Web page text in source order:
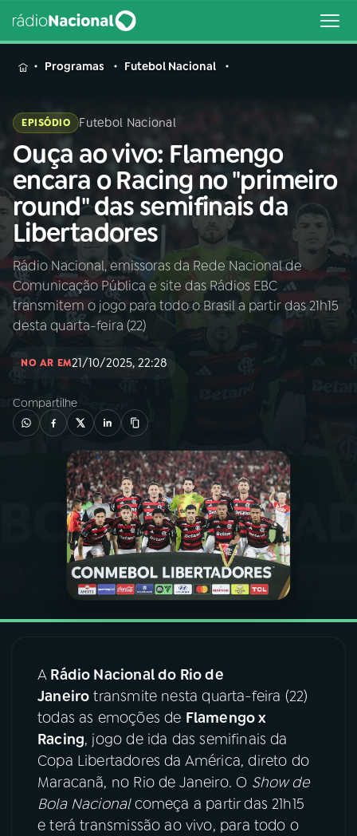
MENU
Buscar
na
Rádio
Nacional
Buscar
AO VIVO
01INÍCIO
PROGRAMAÇÃO
PROGRAMAS
PODCASTS
VIDEOCASTS
ACOMPANHE A RÁDIO NACIONAL
YouTube Facebook
Instagram X
TikTok
Programas Futebol Nacional
EPISÓDIO Futebol Nacional
Ouça ao vivo: Flamengo
encara o Racing no "primeiro
round" das semifinais da
Libertadores
Rádio Nacional, emissoras da Rede Nacional de
Comunicação Pública e site das Rádios EBC
transmitem o jogo para todo o Brasil a partir das 21h15
desta quarta-feira (22)
NO AR EM21/10/2025, 22:28
Compartilhe
A Rádio Nacional do Rio de
Janeiro transmite nesta quarta-feira (22)
todas as emoções de Flamengo x
Racing, jogo de ida das semifinais da
Copa Libertadores da América, direto do
Maracanã, no Rio de Janeiro. O Show de
Bola Nacionalcomeça a partir das 21h15
e terá transmissão ao vivo, para todo o